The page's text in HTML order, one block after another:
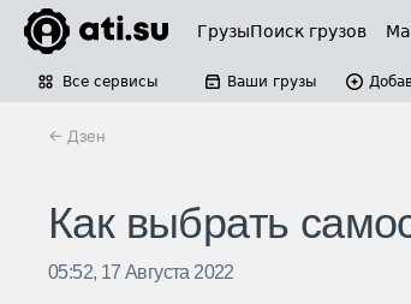
ГрузыПоиск грузов
Все сервисы Ваши грузы
← Дзен
Как выбрать
05:52, 17 Августа 2022